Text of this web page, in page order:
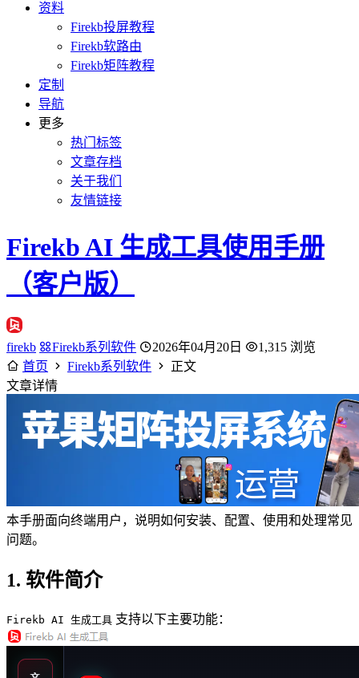
资料
Firekb投屏教程
Firekb软路由
Firekb矩阵教程
定制
导航
更多
热门标签
文章存档
关于我们
友情链接
Firekb AI 生成工具使用手册
（客户版）
firekb Firekb系列软件 2026年04月20日
1,315 浏览
首页
Firekb系列软件
正文
文章详情
本手册面向终端用户，说明如何安装、配置、使用和处理常见
问题。
1. 软件简介
Firekb AI 生成工具 支持以下主要功能：